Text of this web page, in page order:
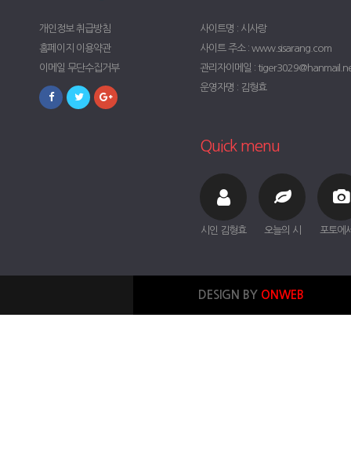
개인정보 취급방침
홈페이지 이용약관
이메일 무단수집거부
사이트명 : 시사랑
사이트 주소 : www.sisarang.com
관리자이메일 :
운영자명 : 김형효
Quick menu
시인 김형효 오늘의 시 포토에
DESIGN BY ONWEB